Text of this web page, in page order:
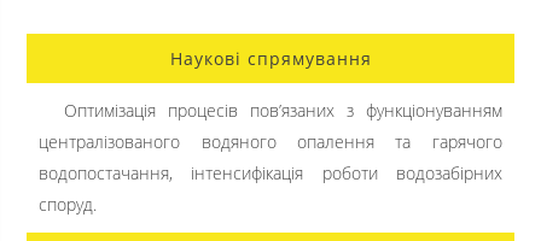
Наукові спрямування
Оптимізація процесів пов’язаних з функціонуванням
централізованого водяного опалення та гарячого
водопостачання, інтенсифікація роботи водозабірних
споруд.